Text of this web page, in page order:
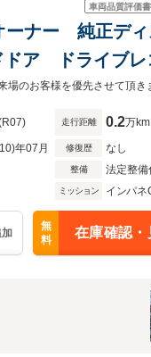
車両品質評価
ーナー 純正ディ
ア ドライブレ
ヘッドライト
走行距離 0.2万km
年07月 修復歴 なし
整備 法定整備
ミッション インパネ
無
料
在庫確認・